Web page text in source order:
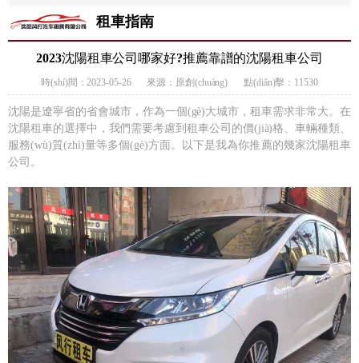
租車指南
2023沈陽租車公司哪家好?推薦靠譜的沈陽租車公司
時(shí)間：2023-05-26 來源：原創(chuàng) 點(diǎn)擊：11530
沈陽是遼寧省的省會城市，作為一個(gè)大城市，租車需求非常大。在
沈陽租車的選擇中，我們需要考慮到租車公司的價(jià)格、車輛種類、
服務(wù)質(zhì)量等多個(gè)方面。以下是我為你推薦的幾家沈陽租車
公司。